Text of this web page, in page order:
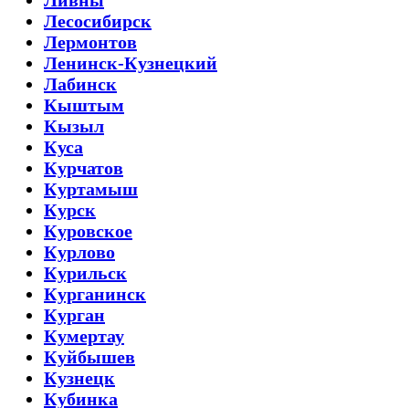
Лесосибирск
Лермонтов
Ленинск-Кузнецкий
Лабинск
Кыштым
Кызыл
Куса
Курчатов
Куртамыш
Курск
Куровское
Курлово
Курильск
Курганинск
Курган
Кумертау
Куйбышев
Кузнецк
Кубинка